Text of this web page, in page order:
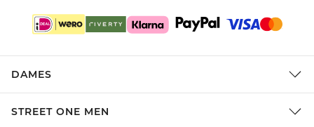
DAMES
STREET ONE MEN